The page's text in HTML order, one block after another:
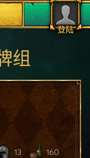
登陆
组
13 160